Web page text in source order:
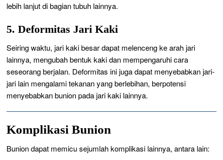
lebih lanjut di bagian tubuh lainnya.
5. Deformitas Jari Kaki
Seiring waktu, jari kaki besar dapat melenceng ke arah jari
lainnya, mengubah bentuk kaki dan mempengaruhi cara
seseorang berjalan. Deformitas ini juga dapat menyebabkan jari-
jari lain mengalami tekanan yang berlebihan, berpotensi
menyebabkan bunion pada jari kaki lainnya.
Komplikasi Bunion
Bunion dapat memicu sejumlah komplikasi lainnya, antara lain: